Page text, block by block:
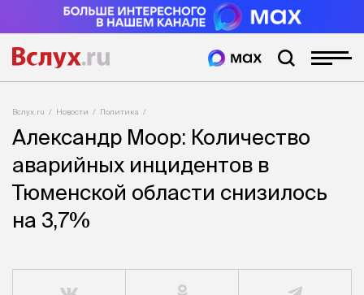
Вслух.ru Новости Политика
Александр Моор: Количество
аварийных инцидентов в
Тюменской области снизилось
на 3,7%